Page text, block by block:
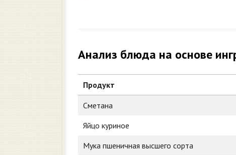
Анализ блюда на основе
Продукт
Сметана
Яйцо куриное
Мука пшеничная высшего сорта